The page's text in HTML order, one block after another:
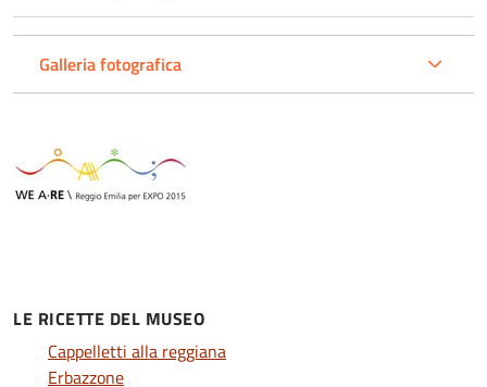
Galleria fotografica
LE RICETTE DEL MUSEO
Cappelletti alla reggiana
Erbazzone